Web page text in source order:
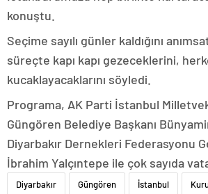
konuştu.
Seçime sayılı günler kaldığını
süreçte kapı kapı gezeceklerini,
kucaklayacaklarını söyledi.
Programa, AK Parti İstanbul
Güngören Belediye Başkanı
Diyarbakır Dernekleri Federasyonu
İbrahim Yalçıntepe ile çok sayıda
Diyarbakır Güngören İstanbul